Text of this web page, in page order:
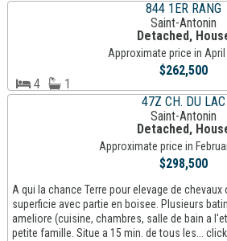
844 1ER RANG
Saint-Antonin
Detached,
Approximate price in April
$262,500
4
1
47Z CH. DU LAC
Saint-Antonin
Detached,
Approximate price in
$298,500
A qui la chance Terre pour elevage de chevaux
superficie avec partie en boisee. Plusieurs
ameliore (cuisine, chambres, salle de bain a
petite famille. Situe a 15 min. de tous les...